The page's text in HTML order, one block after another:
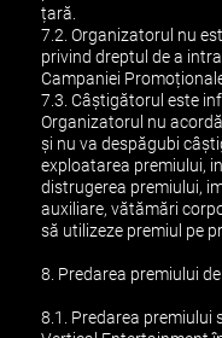
țară.
7.2. Organizatorul nu
privind dreptul de a
Campaniei
7.3. Câștigătorul este
Organizatorul nu
şi nu va despăgubi
exploatarea premiului,
distrugerea premiului,
auxiliare, vătămări
să utilizeze premiul pe
8. Predarea premiului
8.1. Predarea premiului